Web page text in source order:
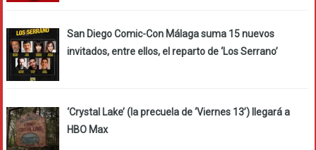
San Diego Comic-Con Málaga suma 15 nuevos
invitados, entre ellos, el reparto de ‘Los Serrano’
‘Crystal Lake’ (la precuela de ‘Viernes 13’) llegará a
HBO Max